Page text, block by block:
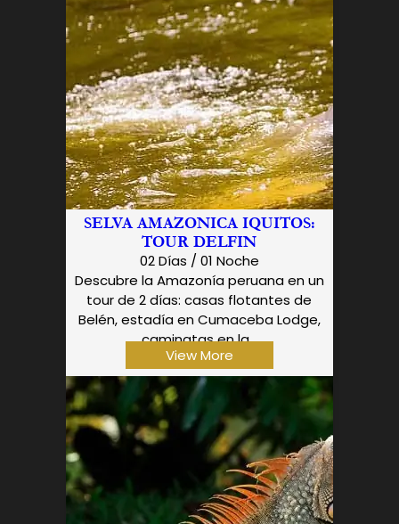
SELVA AMAZONICA IQUITOS:
TOUR DELFIN
02 Días / 01 Noche
Descubre la Amazonía peruana en un
tour de 2 días: casas flotantes de
Belén, estadía en Cumaceba Lodge,
caminatas en la...
View More